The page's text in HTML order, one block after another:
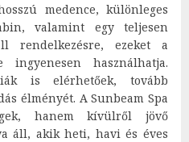
medence, különleges
valamint egy teljesen
rendelkezésre, ezeket a
ingyenesen használhatja.
is elérhetőek, tovább
élményét. A Sunbeam Spa
hanem kívülről jövő
áll, akik heti, havi és éves